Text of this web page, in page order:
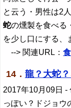
と云う・男性は2
蛇の燻製を食べる
を少し口にする、
--> 関連URL：
14． 龍？大蛇
2017年10月09日 -
っぽい？ドジョウ